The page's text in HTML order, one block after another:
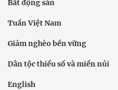
Bất động sản
Tuần Việt Nam
Giảm nghèo bền vững
Dân tộc thiểu số và miền núi
English